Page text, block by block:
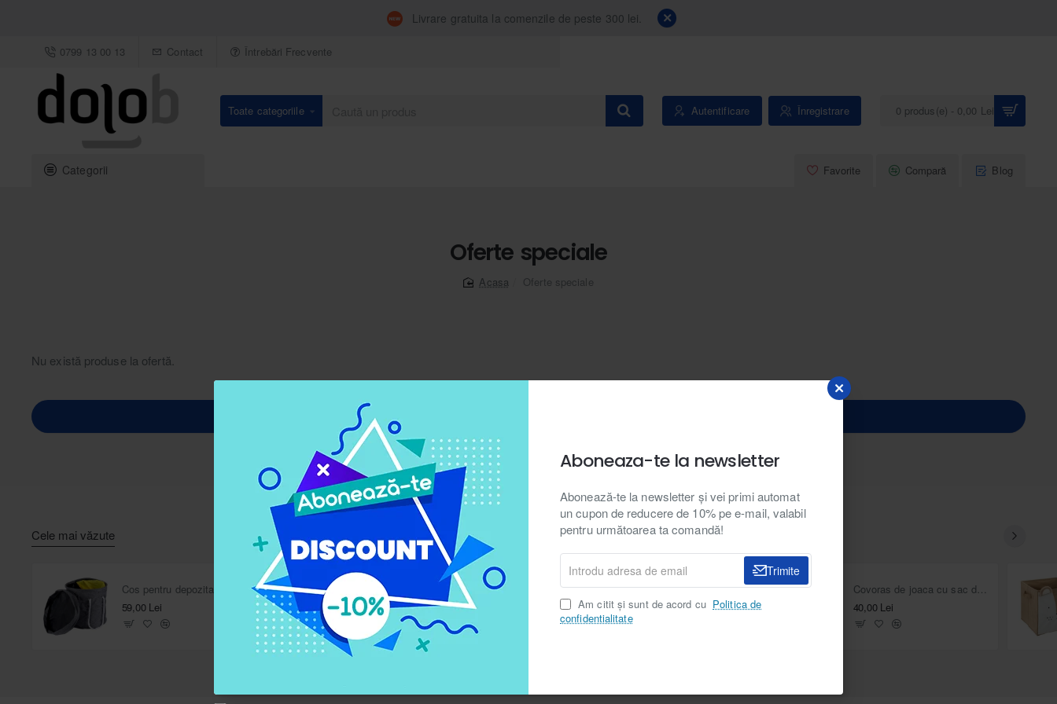
Aboneaza-te la newsletter
Abonează-te la newsletter și vei primi automat
un cupon de reducere de 10% pe e-mail, valabil
pentru următoarea ta comandă!
Introdu
adresa
de
email
Trimite
Am citit și sunt de acord cu Politica de
confidentialitate
Livrare gratuita la comenzile de peste 300 lei.
0799 13 00 13 Contact Întrebări Frecvente
Toate categoriile
Caută
Autentificare Înregistrare 0 produs(e) - 0,00 Lei
Categorii Favorite Compară Blog
Oferte speciale
Oferte speciale
Nu există produse la ofertă.
Cele mai văzute
Cos pentru depozitare jucarii cu covoras de joaca 2 în 1
59,00 Lei
Cutie pliabila pentru depozitare jucarii Oaie
70,00 Lei
Cutie pliabila pentru depozitare jucarii Bazar
41,00 Lei
40,00 Lei